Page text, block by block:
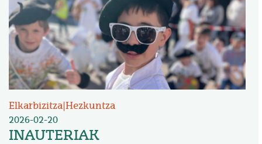
Elkarbizitza|Hezkuntza
2026-02-20
INAUTERIAK